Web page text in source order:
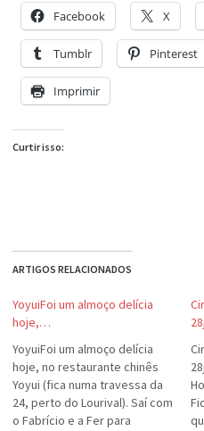
Facebook X
Tumblr Pinterest
Imprimir
Curtir isso:
ARTIGOS RELACIONADOS
YoyuiFoi um almoço delícia
hoje,…
YoyuiFoi um almoço delícia
hoje, no restaurante chinês
Yoyui (fica numa travessa da
24, perto do Lourival). Saí com
o Fabrício e a Fer para